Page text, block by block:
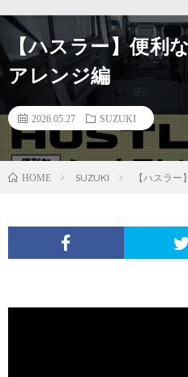
【ハスラー】便利
アレンジ編
2026.05.27 SUZUKI
HOME SUZUKI 【ハスラ